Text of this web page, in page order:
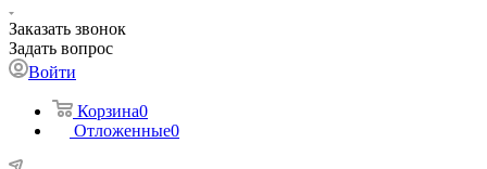
Заказать звонок
Задать вопрос
Войти
Корзина0
Отложенные0